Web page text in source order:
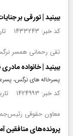
ببینید | تورقی بر
کد خبر: ۱۴۳۳۲۴۳ تاریخ انتشار : ۱۴۰۲/۰۹/۰۷
تقی رحمانی همسر
ببینید | خانواده
پسرخاله‌ های نرگس،
کد خبر: ۱۴۲۴۹۹۳ تاریخ انتشار : ۱۴۰۲/۰۷/۱۴
معاون حقوقی
پرونده‌های منافقین